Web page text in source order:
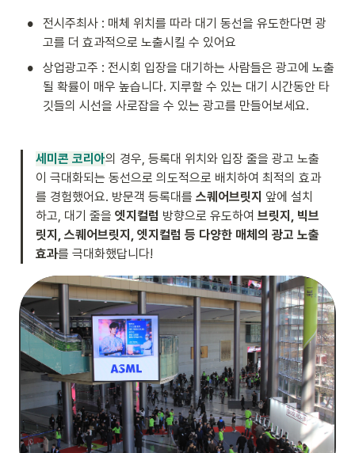
•
전시주최사 : 매체 위치를 따라 대기 동선을 유도한다면 광
고를 더 효과적으로 노출시킬 수 있어요
•
상업광고주 : 전시회 입장을 대기하는 사람들은 광고에 노출
될 확률이 매우 높습니다. 지루할 수 있는 대기 시간동안 타
깃들의 시선을 사로잡을 수 있는 광고를 만들어보세요.
세미콘 코리아의 경우, 등록대 위치와 입장 줄을 광고 노출
이 극대화되는 동선으로 의도적으로 배치하여 최적의 효과
를 경험했어요. 방문객 등록대를 스퀘어브릿지 앞에 설치
하고, 대기 줄을 엣지컬럼 방향으로 유도하여 브릿지, 빅브
릿지, 스퀘어브릿지, 엣지컬럼 등 다양한 매체의 광고 노출
효과를 극대화했답니다!